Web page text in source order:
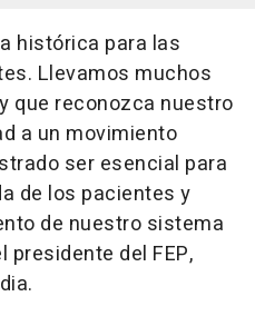
histórica para las
Llevamos muchos
que reconozca nuestro
a un movimiento
ser esencial para
de los pacientes y
de nuestro sistema
presidente del FEP,